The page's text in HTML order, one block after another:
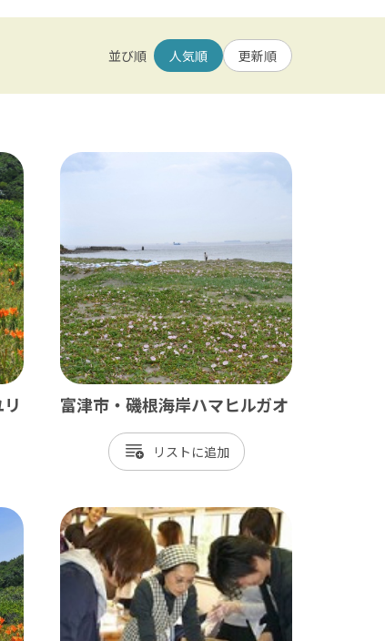
寺 / 銚子（犬吠埼）
白子温泉 / 茂原 / 御宿
本桟橋 / 館山 / いすみ鉄道
/ 鋸山 / マザー牧場 / 小湊鐡道
茂原市
並び順 人気順 更新順
富津市・磯根海岸ハマヒルガオ
リスト